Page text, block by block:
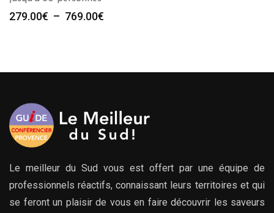
279.00€ – 769.00€
à
Le meilleur du Sud vous est offert par une équipe de
professionnels réactifs, connaissant leurs territoires et qui
se feront un plaisir de vous en faire découvrir les saveurs